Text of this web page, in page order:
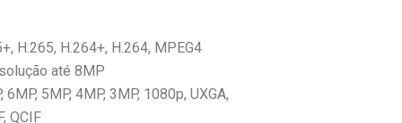
H.265, H.264+, H.264, MPEG4
até 8MP
5MP, 4MP, 3MP, 1080p, UXGA,
QCIF